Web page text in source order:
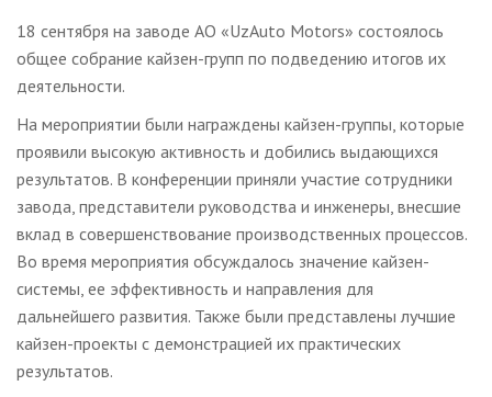
18 сентября на заводе АО «UzAuto Motors» состоялось
общее собрание кайзен-групп по подведению итогов их
деятельности.
На мероприятии были награждены кайзен-группы, которые
проявили высокую активность и добились выдающихся
результатов. В конференции приняли участие сотрудники
завода, представители руководства и инженеры, внесшие
вклад в совершенствование производственных процессов.
Во время мероприятия обсуждалось значение кайзен-
системы, ее эффективность и направления для
дальнейшего развития. Также были представлены лучшие
кайзен-проекты с демонстрацией их практических
результатов.